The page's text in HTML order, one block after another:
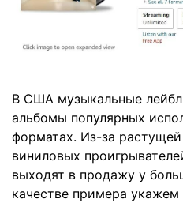
В США музыкальные
альбомы популярных
форматах. Из-за растущей
виниловых
выходят в продажу у
качестве примера укажем